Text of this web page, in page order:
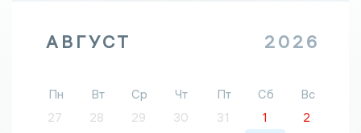
АВГУСТ 2026
Пн Вт Ср Чт Пт Сб
Вс
27
28 29 30 31 1
2